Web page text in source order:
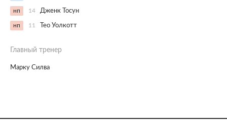
нп 14 Дженк Тосун
нп 11 Тео Уолкотт
Главный тренер
Марку Силва